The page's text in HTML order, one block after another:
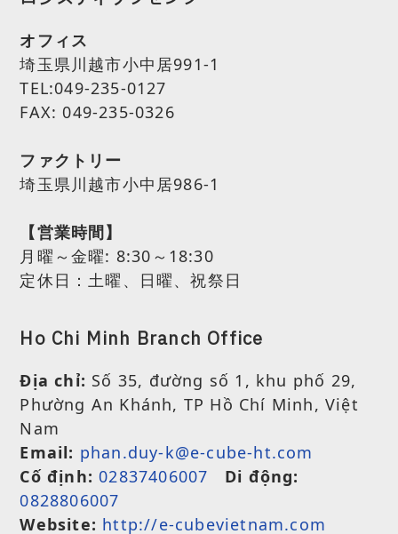
オフィス
埼玉県川越市小中居991-1
TEL:049-235-0127
FAX: 049-235-0326
ファクトリー
埼玉県川越市小中居986-1
【営業時間】
月曜～金曜: 8:30～18:30
定休日：土曜、日曜、祝祭日
Ho Chi Minh Branch Office
Địa chỉ: Số 35, đường số 1, khu phố 29,
Phường An Khánh, TP Hồ Chí Minh, Việt
Nam
Email: phan.duy-k@e-cube-ht.com
Cố định: 02837406007
Di động:
0828806007
Website: http://e-cubevietnam.com